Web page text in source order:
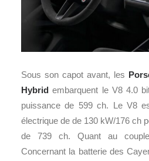
Sous son capot avant, les
Hybrid embarquent le V8 4.0
puissance de 599 ch. Le V8
électrique de de 130 kW/176 ch
de 739 ch. Quant au
Concernant la batterie des